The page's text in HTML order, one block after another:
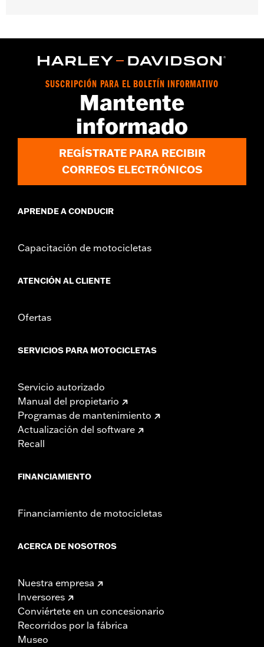
alforjas N/P 92000-00A, 90320-00A, 90130-00A, 91536-00 o
91536-00.
Installation Instructions
false
1 año de garantía limitada – Consulta
para más información
SUSCRIPCIÓN PARA EL BOLETÍN INFORMATIVO
Mantente
informado
REGÍSTRATE PARA RECIBIR
CORREOS ELECTRÓNICOS
APRENDE A CONDUCIR
Capacitación de motocicletas
ATENCIÓN AL CLIENTE
Ofertas
SERVICIOS PARA MOTOCICLETAS
Servicio autorizado
Manual del propietario
Programas de mantenimiento
Actualización del software
Recall
FINANCIAMIENTO
Financiamiento de motocicletas
ACERCA DE NOSOTROS
Nuestra empresa
Inversores
Conviértete en un concesionario
Recorridos por la fábrica
Museo